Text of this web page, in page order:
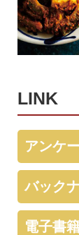
LINK
アンケ
バック
電子書